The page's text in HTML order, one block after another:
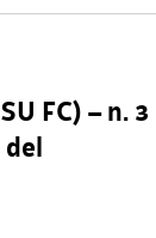
FC) – n. 3
del